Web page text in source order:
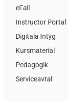
eFall
Instructor Portal
Digitala Intyg
Kursmaterial
Pedagogik
Serviceavtal